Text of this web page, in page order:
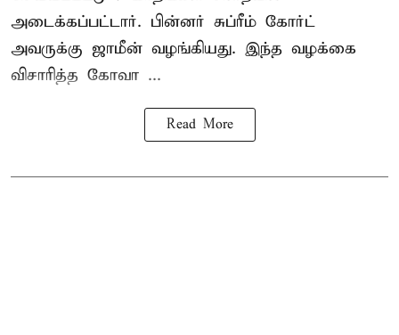
அடைக்கப்பட்டார். பின்னர் சுப்ரீம் கோர்ட்
அவருக்கு ஜாமீன் வழங்கியது. இந்த வழக்கை
விசாரித்த கோவா ...
Read More